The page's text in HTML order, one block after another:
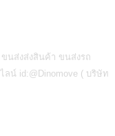
นส่งส่งสินค้า ขนส่งรถ
ลน์ id:@Dinomove ( บริษัท